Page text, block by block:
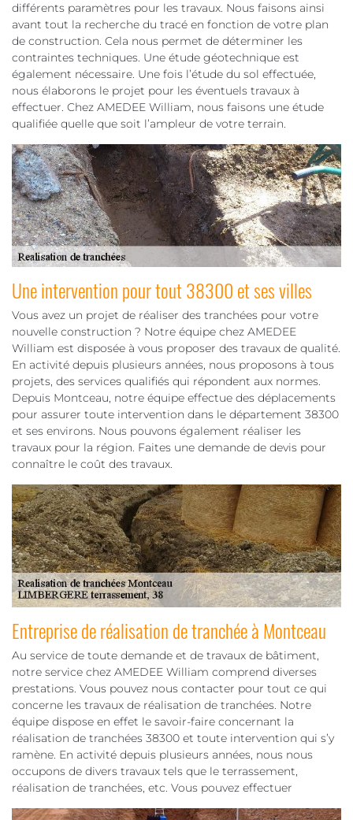
différents paramètres pour les travaux. Nous faisons ainsi
avant tout la recherche du tracé en fonction de votre plan
de construction. Cela nous permet de déterminer les
contraintes techniques. Une étude géotechnique est
également nécessaire. Une fois l’étude du sol effectuée,
nous élaborons le projet pour les éventuels travaux à
effectuer. Chez AMEDEE William, nous faisons une étude
qualifiée quelle que soit l’ampleur de votre terrain.
Une intervention pour tout 38300 et ses villes
Vous avez un projet de réaliser des tranchées pour votre
nouvelle construction ? Notre équipe chez AMEDEE
William est disposée à vous proposer des travaux de qualité.
En activité depuis plusieurs années, nous proposons à tous
projets, des services qualifiés qui répondent aux normes.
Depuis Montceau, notre équipe effectue des déplacements
pour assurer toute intervention dans le département 38300
et ses environs. Nous pouvons également réaliser les
travaux pour la région. Faites une demande de devis pour
connaître le coût des travaux.
Entreprise de réalisation de tranchée à Montceau
Au service de toute demande et de travaux de bâtiment,
notre service chez AMEDEE William comprend diverses
prestations. Vous pouvez nous contacter pour tout ce qui
concerne les travaux de réalisation de tranchées. Notre
équipe dispose en effet le savoir-faire concernant la
réalisation de tranchées 38300 et toute intervention qui s’y
ramène. En activité depuis plusieurs années, nous nous
occupons de divers travaux tels que le terrassement,
réalisation de tranchées, etc. Vous pouvez effectuer